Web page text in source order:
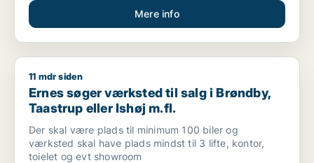
Mere info
Ernes søger værksted til salg i Brøndby, Taastrup eller Ishøj
11 mdr siden
Ernes søger værksted til salg i Brøndby,
Taastrup eller Ishøj m.fl.
Der skal være plads til minimum 100 biler og
værksted skal have plads mindst til 3 lifte, kontor,
toielet og evt showroom